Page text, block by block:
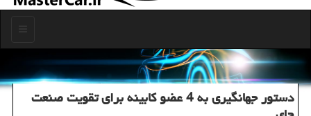
دستور جهانگیری به 4 عضو كابینه برای تقویت صنعت